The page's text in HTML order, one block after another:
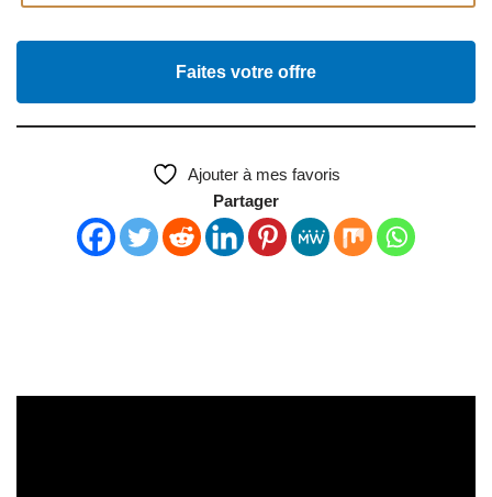
Faites votre offre
Ajouter à mes favoris
Partager